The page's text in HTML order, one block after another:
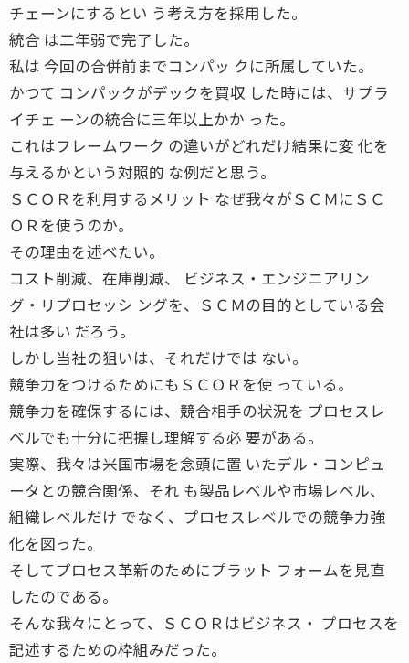
チェーンにするとい う考え方を採用した。
統合 は二年弱で完了した。
私は 今回の合併前までコンパッ クに所属していた。
かつて コンパックがデックを買収 した時には、サプラ
イチェ ーンの統合に三年以上かか った。
これはフレームワーク の違いがどれだけ結果に変 化を
与えるかという対照的 な例だと思う。
ＳＣＯＲを利用するメリット なぜ我々がＳＣＭにＳＣ
ＯＲを使うのか。
その理由を述べたい。
コスト削減、在庫削減、 ビジネス・エンジニアリン
グ・リプロセッシ ングを、ＳＣＭの目的としている会
社は多い だろう。
しかし当社の狙いは、それだけでは ない。
競争力をつけるためにもＳＣＯＲを使 っている。
競争力を確保するには、競合相手の状況を プロセスレ
ベルでも十分に把握し理解する必 要がある。
実際、我々は米国市場を念頭に置 いたデル・コンピュ
ータとの競合関係、それ も製品レベルや市場レベル、
組織レベルだけ でなく、プロセスレベルでの競争力強
化を図った。
そしてプロセス革新のためにプラット フォームを見直
したのである。
そんな我々にとって、ＳＣＯＲはビジネス・ プロセスを
記述するための枠組みだった。